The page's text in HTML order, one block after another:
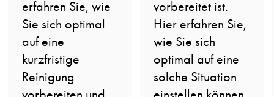
erfahren Sie, wie
Sie sich optimal
auf eine
kurzfristige
Reinigung
vorbereitet ist.
Hier erfahren Sie,
wie Sie sich
optimal auf eine
solche Situation